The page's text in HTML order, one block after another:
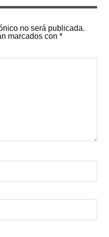
no será publicada.
marcados con *